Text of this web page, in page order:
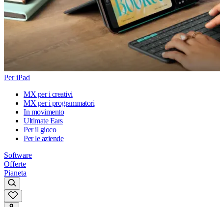
Per iPad
MX per i creativi
MX per i programmatori
In movimento
Ultimate Ears
Per il gioco
Per le aziende
Software
Offerte
Pianeta